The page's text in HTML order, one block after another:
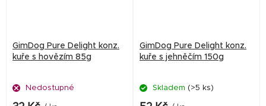
GimDog Pure Delight konz.
kuře s hovězím 85g
Nedostupné
GimDog Pure Delight konz.
kuře s jehněčím 150g
Skladem (>5 ks)